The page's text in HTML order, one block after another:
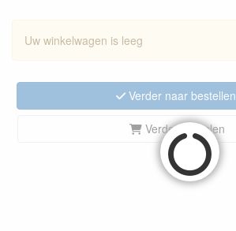
Uw winkelwagen is leeg
Verder winkelen
Verder naar bestellen